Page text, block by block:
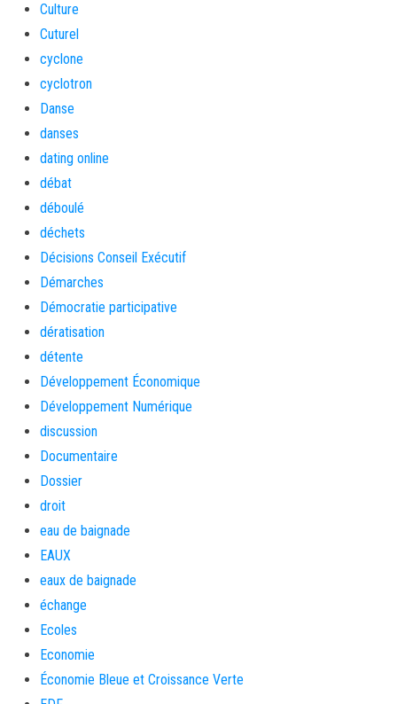
Culture
Cuturel
cyclone
cyclotron
Danse
danses
dating online
débat
déboulé
déchets
Décisions Conseil Exécutif
Démarches
Démocratie participative
dératisation
détente
Développement Économique
Développement Numérique
discussion
Documentaire
Dossier
droit
eau de baignade
EAUX
eaux de baignade
échange
Ecoles
Economie
Économie Bleue et Croissance Verte